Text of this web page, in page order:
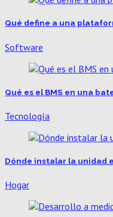
Qué define a una
Software
Qué es el BMS en una
Tecnología
Dónde instalar la unidad
Hogar